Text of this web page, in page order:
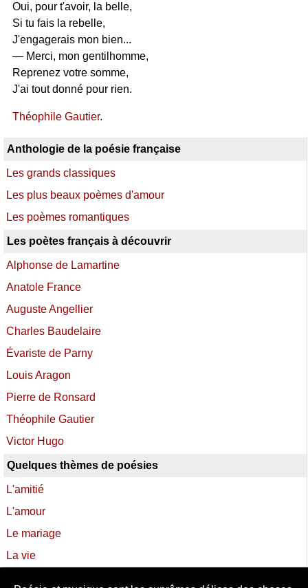
Oui, pour t'avoir, la belle,
Si tu fais la rebelle,
J'engagerais mon bien...
— Merci, mon gentilhomme,
Reprenez votre somme,
J'ai tout donné pour rien.
Théophile Gautier.
Anthologie de la poésie française
Les grands classiques
Les plus beaux poèmes d'amour
Les poèmes romantiques
Les poètes français à découvrir
Alphonse de Lamartine
Anatole France
Auguste Angellier
Charles Baudelaire
Évariste de Parny
Louis Aragon
Pierre de Ronsard
Théophile Gautier
Victor Hugo
Quelques thèmes de poésies
L'amitié
L'amour
Le mariage
La vie